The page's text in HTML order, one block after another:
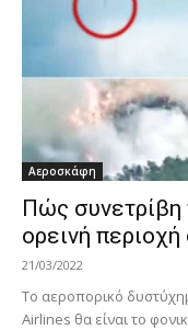
Αεροσκάφη
Πώς συνετρίβη
ορεινή περιοχή
21/03/2022
Το αεροπορικό
Airlines θα είναι το